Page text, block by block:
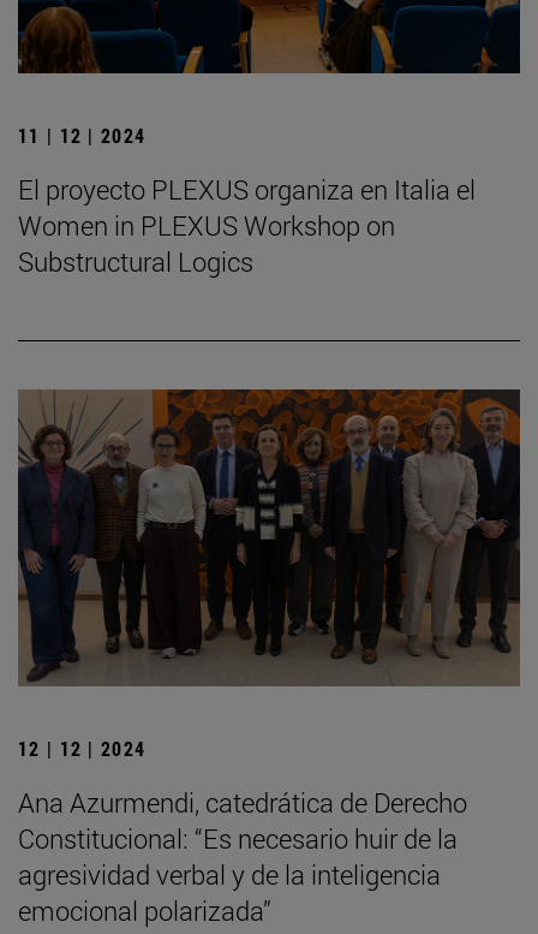
11 | 12 | 2024
El proyecto PLEXUS organiza en Italia el
Women in PLEXUS Workshop on
Substructural Logics
12 | 12 | 2024
Ana Azurmendi, catedrática de Derecho
Constitucional: “Es necesario huir de la
agresividad verbal y de la inteligencia
emocional polarizada”